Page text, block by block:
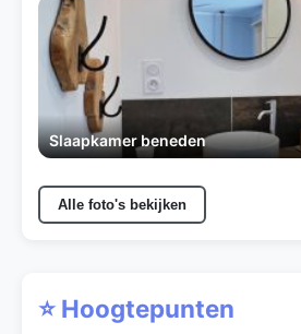
Slaapkamer beneden
Alle foto's bekijken
⭐ Hoogtepunten